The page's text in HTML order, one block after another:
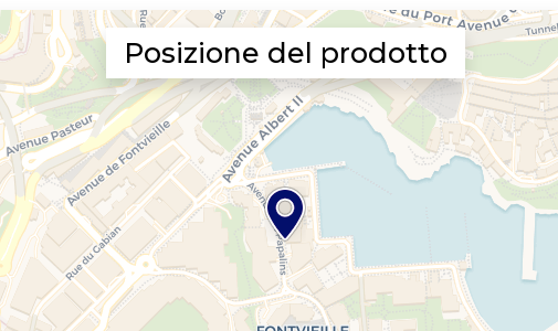
Posizione del prodotto